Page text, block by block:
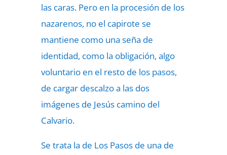
las caras. Pero en la procesión de los
nazarenos, no el capirote se
mantiene como una seña de
identidad, como la obligación, algo
voluntario en el resto de los pasos,
de cargar descalzo a las dos
imágenes de Jesús camino del
Calvario.
Se trata la de Los Pasos de una de